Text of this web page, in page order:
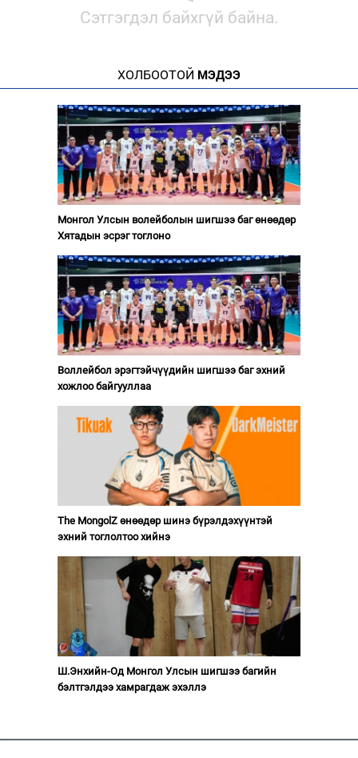
Сэтгэгдэл байхгүй байна.
ХОЛБООТОЙ МЭДЭЭ
Монгол Улсын волейболын шигшээ баг өнөөдөр
Хятадын эсрэг тоглоно
Воллейбол эрэгтэйчүүдийн шигшээ баг эхний
хожлоо байгууллаа
The MongolZ өнөөдөр шинэ бүрэлдэхүүнтэй
эхний тоглолтоо хийнэ
Ш.Энхийн-Од Монгол Улсын шигшээ багийн
бэлтгэлдээ хамрагдаж эхэллэ